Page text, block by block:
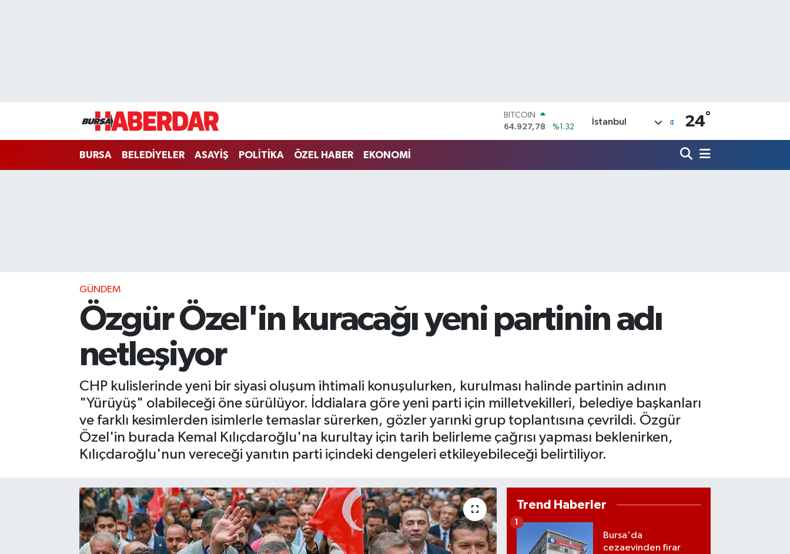
DOLAR
47,5894
%0.08
EURO
İstanbul 24°
BURSA BELEDİYELER ASAYİŞ POLİTİKA ÖZEL HABER EKONOMİ
GÜNDEM
Özgür Özel'in kuracağı yeni partinin adı
netleşiyor
CHP kulislerinde yeni bir siyasi oluşum ihtimali konuşulurken, kurulması halinde partinin adının
"Yürüyüş" olabileceği öne sürülüyor. İddialara göre yeni parti için milletvekilleri, belediye başkanları
ve farklı kesimlerden isimlerle temaslar sürerken, gözler yarınki grup toplantısına çevrildi. Özgür
Özel'in burada Kemal Kılıçdaroğlu'na kurultay için tarih belirleme çağrısı yapması beklenirken,
Kılıçdaroğlu'nun vereceği yanıtın parti içindeki dengeleri etkileyebileceği belirtiliyor.
Trend Haberler
Bursa'da
cezaevinden firar
1
Tüm Manşetler